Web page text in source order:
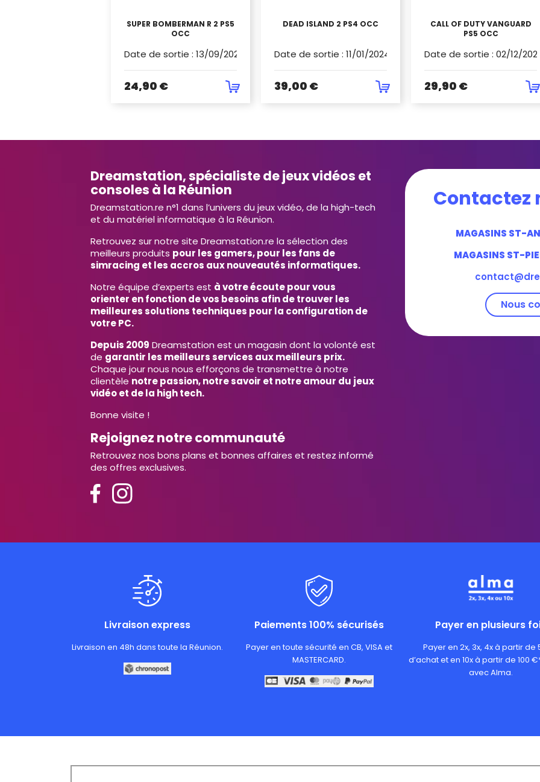
SUPER BOMBERMAN R 2 PS5
OCC
Date de sortie : 13/09/2024
24,90 €
DEAD ISLAND 2 PS4 OCC
Date de sortie : 11/01/2024
39,00 €
CALL OF DUTY VANGUARD
PS5 OCC
Date de sortie : 02/12/2021
29,90 €
Dreamstation, spécialiste de jeux vidéos et
consoles à la Réunion
Dreamstation.re n°1 dans l’univers du jeux vidéo, de la high-tech
et du matériel informatique à la Réunion.
Retrouvez sur notre site Dreamstation.re la sélection des
meilleurs produits pour les gamers, pour les fans de
simracing et les accros aux nouveautés informatiques.
Notre équipe d’experts est à votre écoute pour vous
orienter en fonction de vos besoins afin de trouver les
meilleures solutions techniques pour la configuration de
votre PC.
Depuis 2009 Dreamstation est un magasin dont la volonté est
de garantir les meilleurs services aux meilleurs prix.
Chaque jour nous nous efforçons de transmettre à notre
clientèle notre passion, notre savoir et notre amour du jeux
vidéo et de la high tech.
Bonne visite !
Rejoignez notre communauté
Retrouvez nos bons plans et bonnes affaires et restez informé
des offres exclusives.
Contactez
MAGASINS ST-
MAGASINS ST-
Nous
Livraison express
Livraison en 48h dans toute la Réunion.
Paiements 100% sécurisés
Payer en toute sécurité en CB, VISA et
MASTERCARD.
Payer en plusieurs
Payer en 2x, 3x, 4x à partir de
d’achat et en 10x à partir de 100
avec Alma.